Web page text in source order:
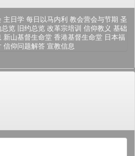
主日学 每日以马内利 教会营会与节期 圣
总览 旧约总览 改革宗培训 信仰教义 基础
新山基督生命堂 香港基督生命堂 日本福
信仰问题解答 宣教信息